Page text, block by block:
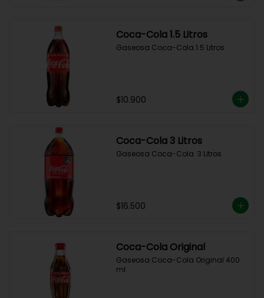
Coca-Cola 1.5 Litros
Gaseosa Coca-Cola 1.5 Litros
$10.900
Coca-Cola 3 Litros
Gaseosa Coca-Cola  3 Litros
$16.500
Coca-Cola Original
Gaseosa Coca-Cola Original 400
ml.